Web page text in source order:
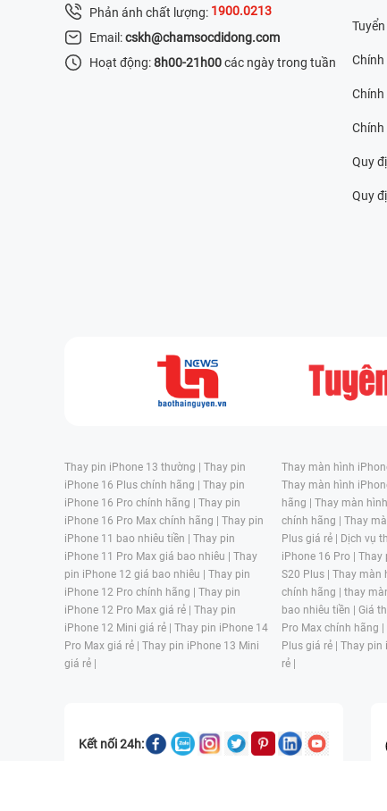
Phản ánh chất lượng: 1900.0213
Email:cskh@chamsocdidong.com
Hoạt động:8h00-21h00các ngày trong tuần
Quy
Quy
Thay pin iPhone 13 thường | Thay pin
iPhone 16 Plus chính hãng | Thay pin
iPhone 16 Pro chính hãng | Thay pin
iPhone 16 Pro Max chính hãng | Thay pin
iPhone 11 bao nhiêu tiền | Thay pin
iPhone 11 Pro Max giá bao nhiêu | Thay
pin iPhone 12 giá bao nhiêu | Thay pin
iPhone 12 Pro chính hãng | Thay pin
iPhone 12 Pro Max giá rẻ | Thay pin
iPhone 12 Mini giá rẻ | Thay pin iPhone 14
Pro Max giá rẻ | Thay pin iPhone 13 Mini
giá rẻ |
Thay màn hình
Thay màn hình
hãng | Thay màn
chính hãng | Thay
Plus giá rẻ | Dịch vụ
iPhone 16 Pro | Thay
S20 Plus | Thay màn
chính hãng | thay
bao nhiêu tiền | Giá
Pro Max chính hãng |
Plus giá rẻ | Thay pin
rẻ |
Kết nối 24h: